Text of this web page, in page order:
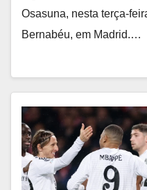
Osasuna, nesta terça-
Bernabéu, em Madrid.…